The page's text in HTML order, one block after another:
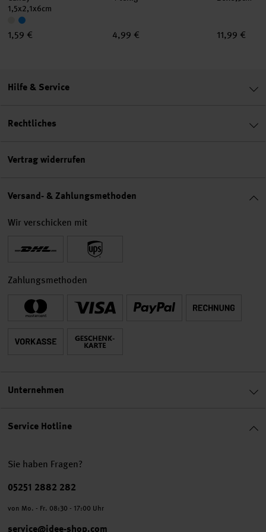
1,5x2,1x6cm
1,59 € 4,99 € 11,99 €
Service Hotline
Sie haben Fragen?
Telefonnummer
05251 2882 282
von Mo. - Fr. 08:30 - 17:00 Uhr
service@idee-shop.com
Hilfe & Service
Rechtliches
Vertrag widerrufen
Versand- & Zahlungsmethoden
Wir verschicken mit
Zahlungsmethoden
Unternehmen